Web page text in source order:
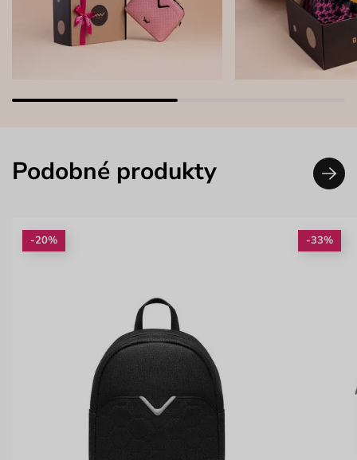
Podobné produkty
-20% -33%